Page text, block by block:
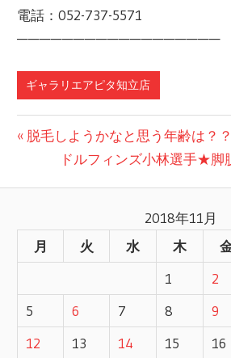
電話：052-737-5571
——————————————————
ギャラリエアピタ知立店
稿
ナ
ビ
ゲ
ー
前
脱毛しようかなと思う年齢は？？
次
事:
ドルフィンズ小林選手★脚
2018年11月
月
火 水 木
1 2
5
6 7 8 9
12
13 14 15 16